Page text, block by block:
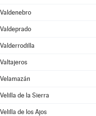
Valdenebro
Valdeprado
Valderrodilla
Valtajeros
Velamazán
Velilla de la Sierra
Velilla de los Ajos